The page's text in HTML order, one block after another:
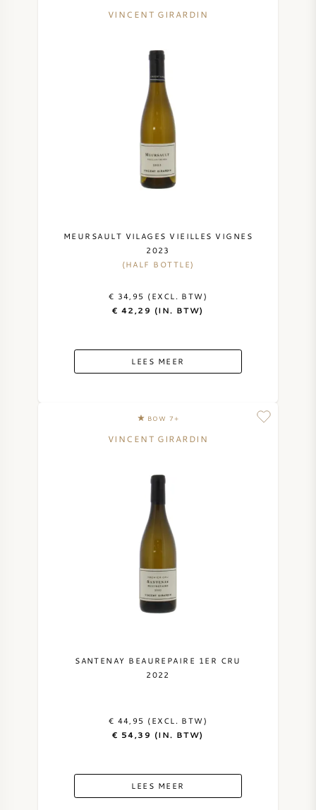
VINCENT GIRARDIN
MEURSAULT VILAGES VIEILLES VIGNES
2023
(HALF BOTTLE)
€ 34,95 (EXCL. BTW)
€ 42,29 (IN. BTW)
LEES MEER
BOW 7+
VINCENT GIRARDIN
SANTENAY BEAUREPAIRE 1ER CRU
2022
€ 44,95 (EXCL. BTW)
€ 54,39 (IN. BTW)
LEES MEER